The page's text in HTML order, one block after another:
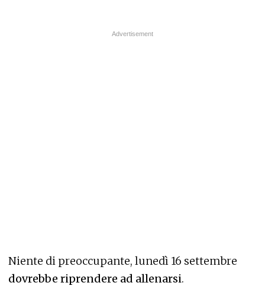
Niente di preoccupante, lunedì 16 settembre
dovrebbe riprendere ad allenarsi.